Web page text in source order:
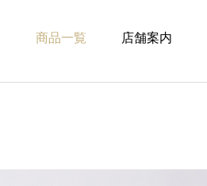
商品一覧 店舗案内